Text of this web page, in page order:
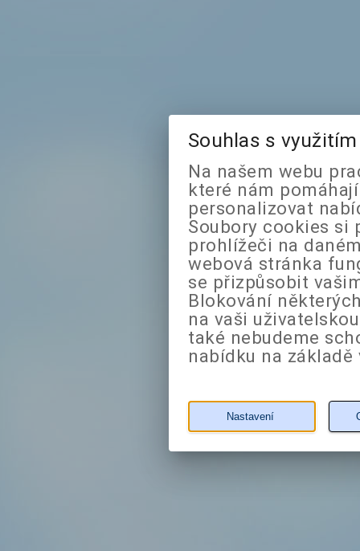
Souhlas s
Na našem webu
které nám
personalizovat
Soubory cookies si
prohlížeči na
webová stránka
se přizpůsobit
Blokování
na vaši
také nebudeme
nabídku na
Nastavení